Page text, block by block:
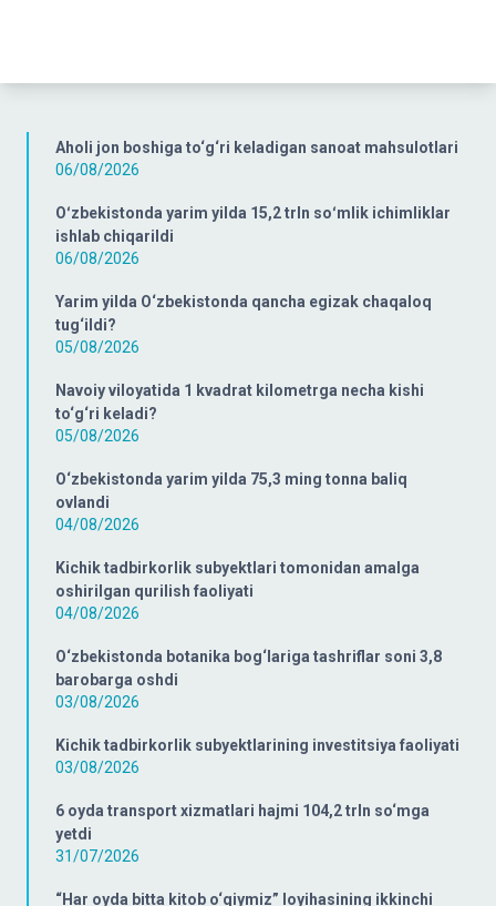
Aholi jon boshiga to‘g‘ri keladigan sanoat mahsulotlari
06/08/2026
Oʻzbekistonda yarim yilda 15,2 trln soʻmlik ichimliklar
ishlab chiqarildi
06/08/2026
Yarim yilda O‘zbekistonda qancha egizak chaqaloq
tug‘ildi?
05/08/2026
Navoiy viloyatida 1 kvadrat kilometrga necha kishi
to‘g‘ri keladi?
05/08/2026
O‘zbekistonda yarim yilda 75,3 ming tonna baliq
ovlandi
04/08/2026
Kichik tadbirkorlik subyektlari tomonidan amalga
oshirilgan qurilish faoliyati
04/08/2026
O‘zbekistonda botanika bog‘lariga tashriflar soni 3,8
barobarga oshdi
03/08/2026
Kichik tadbirkorlik subyektlarining investitsiya faoliyati
03/08/2026
6 oyda transport xizmatlari hajmi 104,2 trln so‘mga
yetdi
31/07/2026
“Har oyda bitta kitob o‘qiymiz” loyihasining ikkinchi